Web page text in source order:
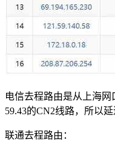
电信去程路由是从上海
59.43的CN2线路，所以延
联通去程路由：